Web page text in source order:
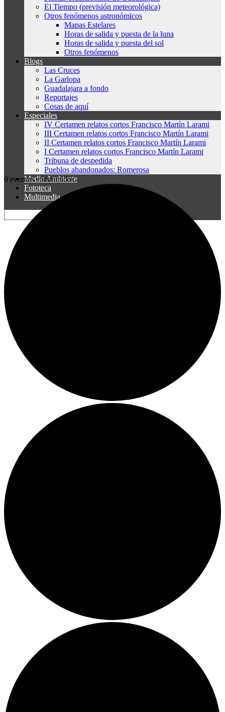
El Tiempo (previsión meteorológica)
Otros fenómenos astronómicos
Mapas Estelares
Horas de salida y puesta de la luna
Horas de salida y puesta del sol
Otros fenómenos
Blogs
Las Cruces
La Garlopa
Guadalajara a fondo
Reportajes
Cosas de aquí
Especiales
IV Certamen relatos cortos Francisco Martín Larami
III Certamen relatos cortos Francisco Martín Larami
II Certamen relatos cortos Francisco Martín Larami
I Certamen relatos cortos Francisco Martín Larami
Tribuna de despedida
Pueblos abandonados: Romerosa
Medio Ambiente
Fototeca
Multimedia
0 eventos encontrados.